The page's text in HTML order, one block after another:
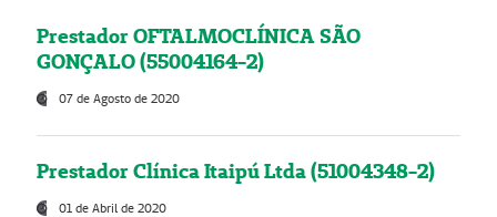
Prestador OFTALMOCLÍNICA SÃO
GONÇALO (55004164-2)
07 de Agosto de 2020
Prestador Clínica Itaipú Ltda (51004348-2)
01 de Abril de 2020